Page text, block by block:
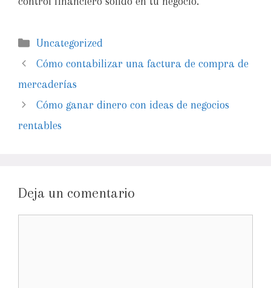
Uncategorized
Cómo contabilizar una factura de compra de
mercaderías
Cómo ganar dinero con ideas de negocios
rentables
Deja un comentario